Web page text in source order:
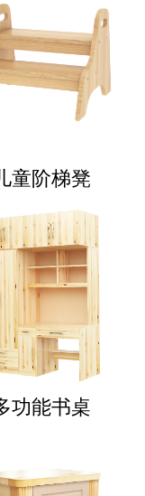
童阶梯凳
功能书桌